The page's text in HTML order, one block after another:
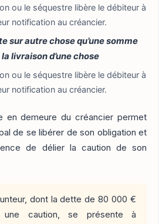
ou le séquestre libère le débiteur à
notification au créancier.
sur autre chose qu’une somme
livraison d’une chose
ou le séquestre libère le débiteur à
notification au créancier.
en demeure du créancier permet
de se libérer de son obligation et
de délier la caution de son
dont la dette de 80 000 €
caution, se présente à